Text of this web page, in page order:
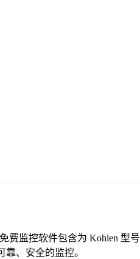
费监控软件包含为 Kohlen
、安全的监控。